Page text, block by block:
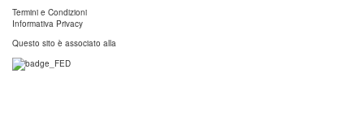
Termini e Condizioni
Informativa Privacy
Questo sito è associato alla